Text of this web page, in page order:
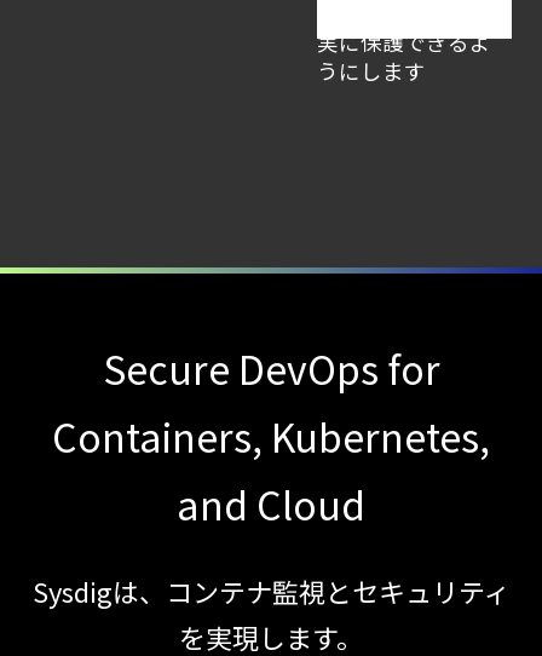
ブログを更新しました
のための Headless
ガイド
CSPMとは？
Posture
実に保護できるよ
うにします
Secure DevOps for
Containers, Kubernetes,
and Cloud
Sysdigは、コンテナ監視とセキュリティ
を実現します。